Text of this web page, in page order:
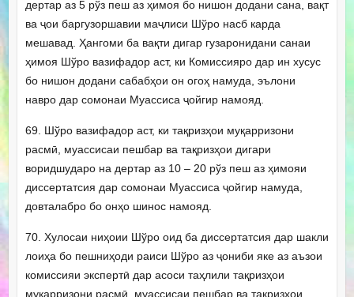
дертар аз 5 рўз пеш аз ҳимоя бо нишон додани сана, вақт
ва ҷои баргузоршавии маҷлиси Шўро насб карда
мешавад. Ҳангоми ба вақти дигар гузаронидани санаи
ҳимоя Шўро вазифадор аст, ки Комиссияро дар ин хусус
бо нишон додани сабабҳои он огоҳ намуда, эълони
навро дар сомонаи Муассиса ҷойгир намояд.
69. Шўро вазифадор аст, ки тақризҳои муқарризони
расмӣ, муассисаи пешбар ва тақризҳои дигари
воридшударо на дертар аз 10 – 20 рўз пеш аз ҳимояи
диссертатсия дар сомонаи Муассиса ҷойгир намуда,
довталабро бо онҳо шинос намояд.
70. Хулосаи ниҳоии Шўро оид ба диссертатсия дар шакли
лоиҳа бо пешниҳоди раиси Шўро аз ҷониби яке аз аъзои
комиссияи экспертӣ дар асоси таҳлили тақризҳои
муқарризони расмӣ, муассисаи пешбар ва тақризҳои